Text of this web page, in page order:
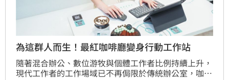
為這群人而生！最紅咖啡廳變身行動工作站
隨著混合辦公、數位游牧與個體工作者比例持續上升，
現代工作者的工作場域已不再侷限於傳統辦公室，咖啡